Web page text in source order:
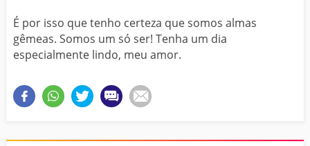
É por isso que tenho certeza que somos almas
gêmeas. Somos um só ser! Tenha um dia
especialmente lindo, meu amor.